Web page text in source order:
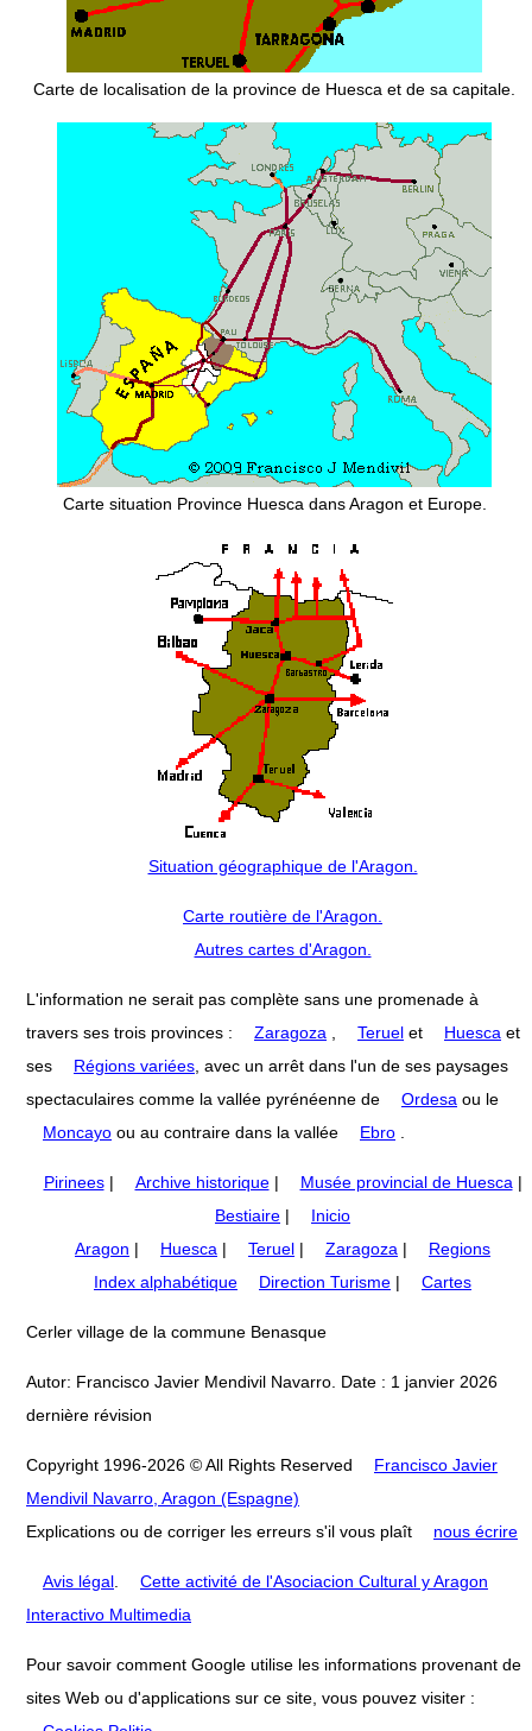
Carte de localisation de la province de Huesca et de sa capitale.
Carte situation Province Huesca dans Aragon et Europe.
Situation géographique de l'Aragon.
Carte routière de l'Aragon.
Autres cartes d'Aragon.
L'information ne serait pas complète sans une promenade à
travers ses trois provinces :
Zaragoza Teruel et Huesca et
ses
Régions variées , avec un arrêt dans l'un de ses paysages
spectaculaires comme la vallée pyrénéenne de
Ordesa ou le
Moncayo ou au contraire dans la vallée Ebro
Pirinees| Archive historique| Musée provincial de Huesca |
Bestiaire |
Inicio
Aragon | Huesca | Teruel | Zaragoza |
Regions
Index alphabétique
Direction Turisme | Cartes
Cerler village de la commune Benasque
Autor: Francisco Javier Mendivil Navarro. Date : 1 janvier 2026
dernière révision
Copyright 1996-2026 © All Rights Reserved
Francisco Javier
Mendivil Navarro, Aragon (Espagne)
Explications ou de corriger les erreurs s'il vous plaît
nous écrire
Avis légal
Cette activité de l'Asociacion Cultural y Aragon
Interactivo Multimedia
Pour savoir comment Google utilise les informations provenant de
sites Web ou d'applications sur ce site, vous pouvez visiter :